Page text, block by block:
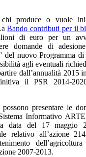
produce o vuole
Bando contributi per il
di euro per un
domande di
del nuovo Programma
agli eventuali
dall’annualità 2015
il PSR 2014-
possono presentare le
Informativo
data del 17 maggio
relativo all’azione
2007-2013.